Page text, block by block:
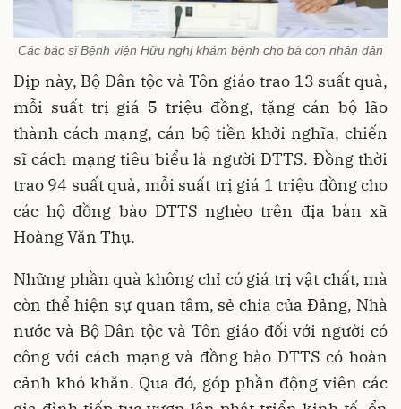
Các bác sĩ Bệnh viện Hữu nghị khám bệnh cho bà con nhân dân
Dịp này, Bộ Dân tộc và Tôn giáo trao 13 suất quà,
mỗi suất trị giá 5 triệu đồng, tặng cán bộ lão
thành cách mạng, cán bộ tiền khởi nghĩa, chiến
sĩ cách mạng tiêu biểu là người DTTS. Đồng thời
trao 94 suất quà, mỗi suất trị giá 1 triệu đồng cho
các hộ đồng bào DTTS nghèo trên địa bàn xã
Hoàng Văn Thụ.
Những phần quà không chỉ có giá trị vật chất, mà
còn thể hiện sự quan tâm, sẻ chia của Đảng, Nhà
nước và Bộ Dân tộc và Tôn giáo đối với người có
công với cách mạng và đồng bào DTTS có hoàn
cảnh khó khăn. Qua đó, góp phần động viên các